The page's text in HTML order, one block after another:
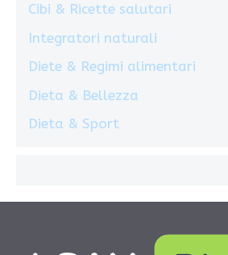
Cibi & Ricette salutari
Integratori naturali
Diete & Regimi alimentari
Dieta & Bellezza
Dieta & Sport